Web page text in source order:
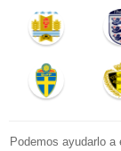
Podemos ayudarlo a